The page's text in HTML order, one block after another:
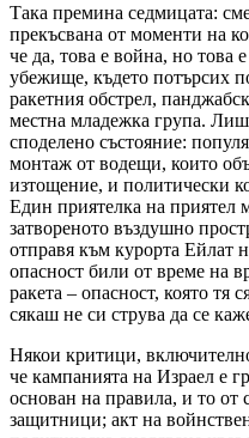
Така премина седмицата:
прекъсвана от моменти на
че да, това е война, но това
убежище, където потърсих
ракетния обстрел,
местна младежка група.
споделено състояние:
монтаж от водещи, които
изтощение, и политически
Един приятелка на приятел
затвореното въздушно
отправя към курорта Ейлат
опасност били от време на
ракета – опасност, която тя
сякаш не си струва да се
Някои критици,
че кампанията на Израел е
основан на правила, и то от
защитници; акт на